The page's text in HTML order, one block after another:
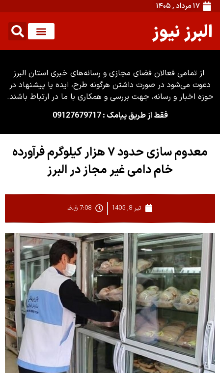
۱۷ مرداد , ۱۴۰۵
البرز نیوز
از تمامی فعالان فضای مجازی و رسانه‌های خبری استان البرز
دعوت می‌شود در صورت داشتن هرگونه طرح، ایده یا پیشنهاد در
حوزه اخبار و رسانه، جهت بررسی و همکاری با ما در ارتباط باشند.
فقط از طریق پیامک : 09127679717
معدوم سازی حدود ۷ هزار کیلوگرم فرآورده
خام دامی غیر مجاز در البرز
تیر 8, 1405 7:08 ق.ظ